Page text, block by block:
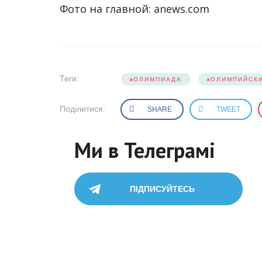
Фото на главной: anews.com
Теги: ОЛИМПИАДА
Поділитися: SHARE TWEET
Ми в Телеграмі
ПІДПИСУЙТЕСЬ